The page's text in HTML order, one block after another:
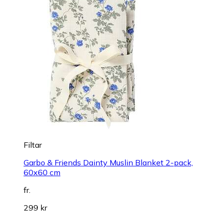
Filtar
Garbo & Friends Dainty Muslin Blanket 2-pack,
60x60 cm
fr.
299 kr